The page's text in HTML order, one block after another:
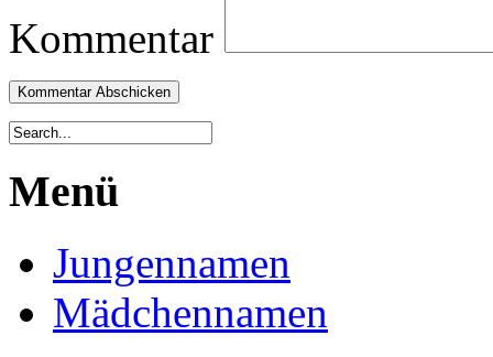
Kommentar
Menü
Jungennamen
Mädchennamen